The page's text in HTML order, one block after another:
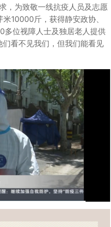
，为致敬一线抗疫人员及志愿
10000斤，获得静安政协、
多位视障人士及独居老人提供
看不见我们，但我们能看见